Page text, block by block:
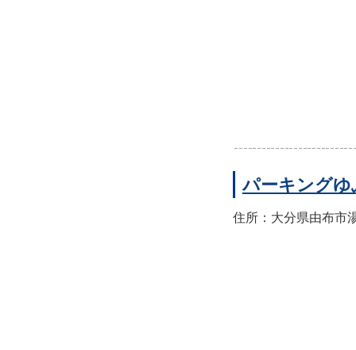
パーキングゆ
住所：大分県由布市